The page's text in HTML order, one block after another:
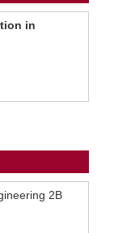
in
2B